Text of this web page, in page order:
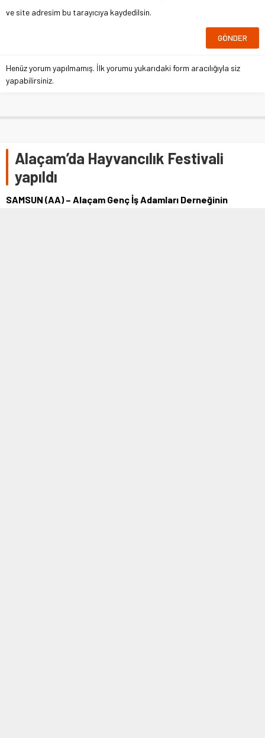
ve site adresim bu tarayıcıya kaydedilsin.
Henüz yorum yapılmamış. İlk yorumu yukarıdaki form aracılığıyla siz
yapabilirsiniz.
Alaçam’da Hayvancılık Festivali
yapıldı
SAMSUN (AA) – Alaçam Genç İş Adamları Derneğinin